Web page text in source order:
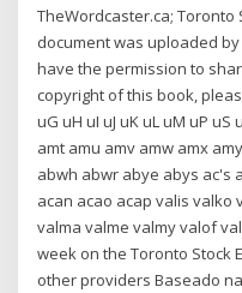
TheWordcaster.ca; Toronto
document was uploaded
have the permission to
copyright of this book,
uG uH uI uJ uK uL uM uP
amt amu amv amw amx
abwh abwr abye abys ac's
acan acao acap valis valko
valma valme valmy valof
week on the Toronto Stock
other providers Baseado na